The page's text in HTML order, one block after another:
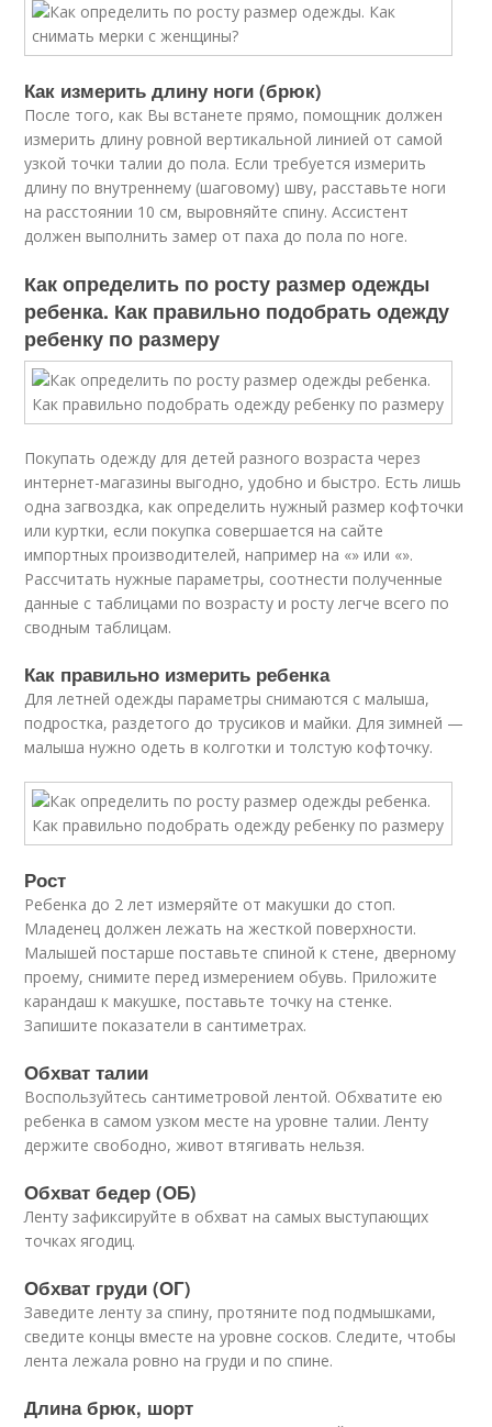
Как измерить длину ноги (брюк)
После того, как Вы встанете прямо, помощник должен
измерить длину ровной вертикальной линией от самой
узкой точки талии до пола. Если требуется измерить
длину по внутреннему (шаговому) шву, расставьте ноги
на расстоянии 10 см, выровняйте спину. Ассистент
должен выполнить замер от паха до пола по ноге.
Как определить по росту размер одежды
ребенка. Как правильно подобрать одежду
ребенку по размеру
Покупать одежду для детей разного возраста через
интернет-магазины выгодно, удобно и быстро. Есть лишь
одна загвоздка, как определить нужный размер кофточки
или куртки, если покупка совершается на сайте
импортных производителей, например на «» или «».
Рассчитать нужные параметры, соотнести полученные
данные с таблицами по возрасту и росту легче всего по
сводным таблицам.
Как правильно измерить ребенка
Для летней одежды параметры снимаются с малыша,
подростка, раздетого до трусиков и майки. Для зимней —
малыша нужно одеть в колготки и толстую кофточку.
Рост
Ребенка до 2 лет измеряйте от макушки до стоп.
Младенец должен лежать на жесткой поверхности.
Малышей постарше поставьте спиной к стене, дверному
проему, снимите перед измерением обувь. Приложите
карандаш к макушке, поставьте точку на стенке.
Запишите показатели в сантиметрах.
Обхват талии
Воспользуйтесь сантиметровой лентой. Обхватите ею
ребенка в самом узком месте на уровне талии. Ленту
держите свободно, живот втягивать нельзя.
Обхват бедер (ОБ)
Ленту зафиксируйте в обхват на самых выступающих
точках ягодиц.
Обхват груди (ОГ)
Заведите ленту за спину, протяните под подмышками,
сведите концы вместе на уровне сосков. Следите, чтобы
лента лежала ровно на груди и по спине.
Длина брюк, шорт